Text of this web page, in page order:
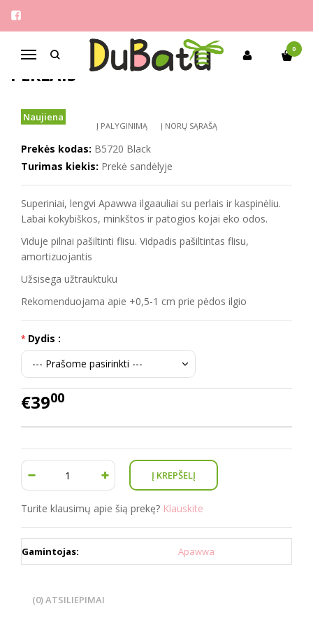
Navigacija
0
Pagrindinis
APAWWA 28-35 ILGAAULIAI SU
PERLAIS
Naujiena
Į PALYGINIMĄ Į NORŲ SĄRAŠĄ
Prekės kodas: B5720 Black
Turimas kiekis: Prekė sandėlyje
Superiniai, lengvi Apawwa ilgaauliai su perlais ir kaspinėliu.
Labai kokybiškos, minkštos ir patogios kojai eko odos.
Viduje pilnai pašiltinti flisu. Vidpadis pašiltintas flisu,
amortizuojantis
Užsisega užtrauktuku
Rekomenduojama apie +0,5-1 cm prie pėdos ilgio
Dydis :
€3900
Turite klausimų apie šią prekę? Klauskite
Gamintojas: Apawwa
(0) ATSILIEPIMAI